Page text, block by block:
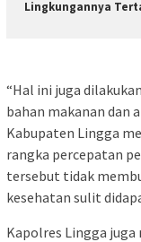
Lingkungannya
“Hal ini juga
bahan makanan dan
Kabupaten Lingga
rangka percepatan
tersebut tidak
kesehatan sulit
Kapolres Lingga juga